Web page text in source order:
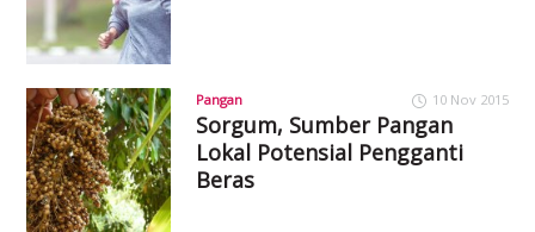
Pangan 10 Nov 2015
Sorgum, Sumber Pangan
Lokal Potensial Pengganti
Beras